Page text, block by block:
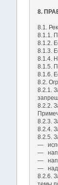
8.
8.1.
8.1.1.
8.1.2.
8.1.3.
8.1.4.
8.1.5.
8.1.6.
8.2.
8.2.1.
8.2.2.
8.2.3.
8.2.4.
8.2.5.
―
―
―
―
8.2.6.